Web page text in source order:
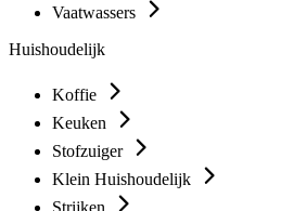
Vaatwassers
Huishoudelijk
Koffie
Keuken
Stofzuiger
Klein Huishoudelijk
Strijken